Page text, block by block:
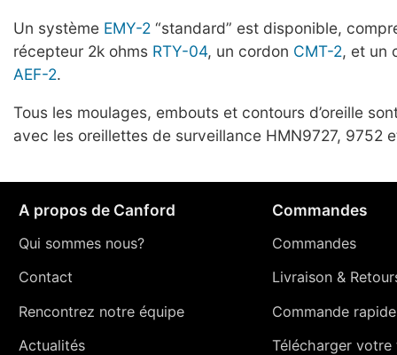
Un système EMY-2 “standard” est disponible,
récepteur 2k ohms RTY-04, un cordon CMT-2, et un
AEF-2.
Tous les moulages, embouts et contours d’oreille
avec les oreillettes de surveillance HMN9727, 9752
A propos de Canford
Qui sommes nous?
Contact
Rencontrez notre équipe
Actualités
Commandes
Commandes
Livraison&
Commande rapide
Télécharger votre